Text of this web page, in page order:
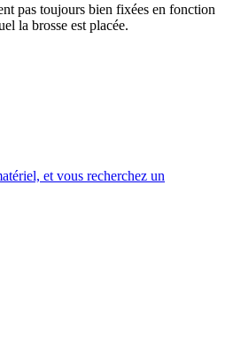
pas toujours bien fixées en fonction
la brosse est placée.
et vous recherchez un